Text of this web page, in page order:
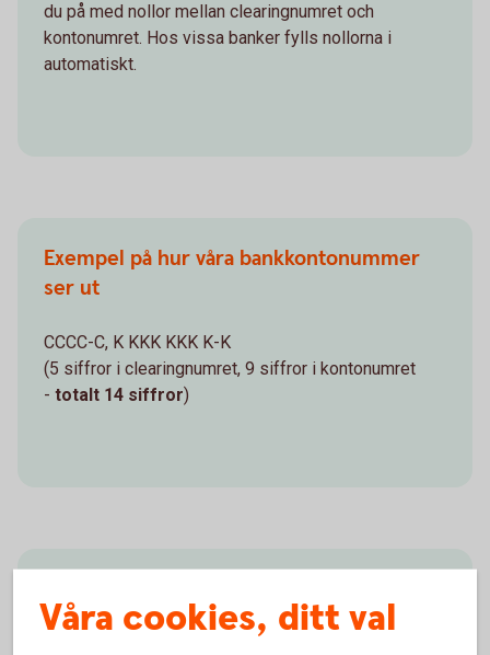
du på med nollor mellan clearingnumret och
kontonumret. Hos vissa banker fylls nollorna i
automatiskt.
Exempel på hur våra bankkontonummer
ser ut
CCCC-C, K KKK KKK K-K
(5 siffror i clearingnumret, 9 siffror i kontonumret
- totalt 14 siffror)
överföring
Våra cookies, ditt val